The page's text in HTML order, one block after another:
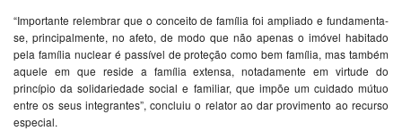
“Importante relembrar que o conceito de família foi ampliado e fundamenta-
se, principalmente, no afeto, de modo que não apenas o imóvel habitado
pela família nuclear é passível de proteção como bem família, mas também
aquele em que reside a família extensa, notadamente em virtude do
princípio da solidariedade social e familiar, que impõe um cuidado mútuo
entre os seus integrantes”, concluiu o relator ao dar provimento ao recurso
especial.